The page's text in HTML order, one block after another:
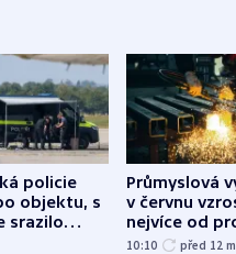
policie
objektu, s
srazilo
lipského
Průmyslová
v červnu
nejvíce od
10:10 před 12 m